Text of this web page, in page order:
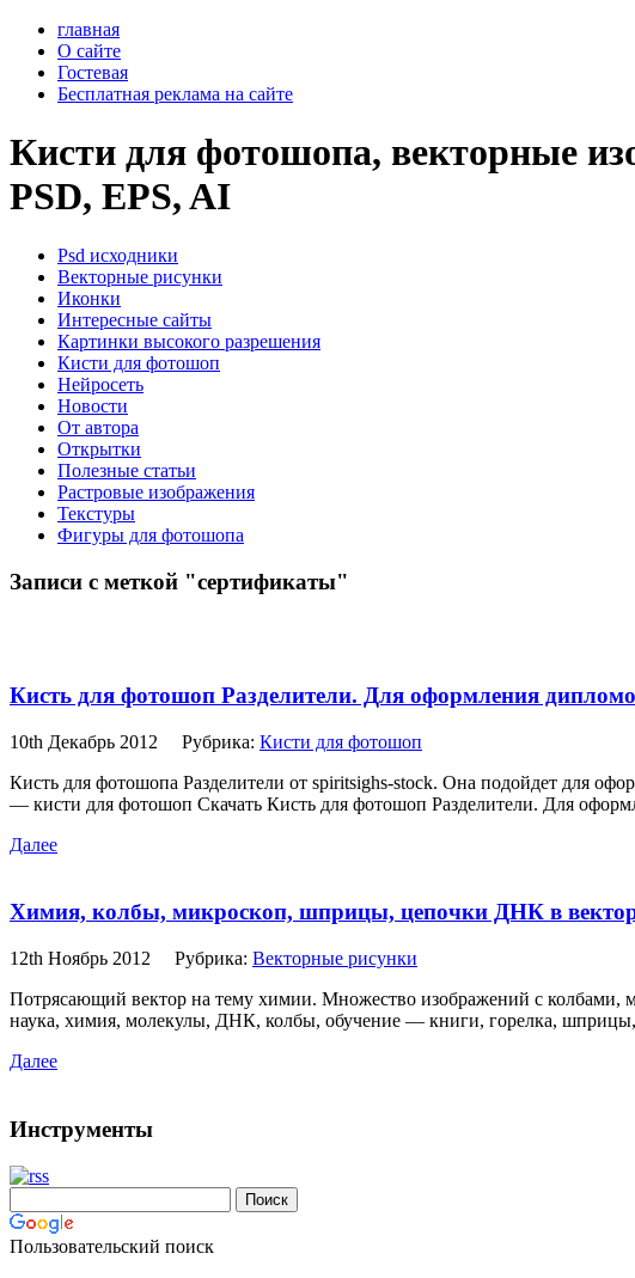
главная
О сайте
Гостевая
Бесплатная реклама на сайте
Кисти для фотошопа, векторные
PSD, EPS, AI
Psd исходники
Векторные рисунки
Иконки
Интересные сайты
Картинки высокого разрешения
Кисти для фотошоп
Нейросеть
Новости
От автора
Открытки
Полезные статьи
Растровые изображения
Текстуры
Фигуры для фотошопа
Записи с меткой "сертификаты"
Кисть для фотошоп Разделители. Для оформления
10th Декабрь 2012 Рубрика: Кисти для фотошоп
Кисть для фотошопа Разделители от spiritsighs-stock. Она подойдет для
— кисти для фотошоп Скачать Кисть для фотошоп Разделители. Для
Далее
Химия, колбы, микроскоп, шприцы, цепочки ДНК в
12th Ноябрь 2012 Рубрика: Векторные рисунки
Потрясающий вектор на тему химии. Множество изображений с колбами,
наука, химия, молекулы, ДНК, колбы, обучение — книги, горелка,
Далее
Инструменты
Пользовательский поиск